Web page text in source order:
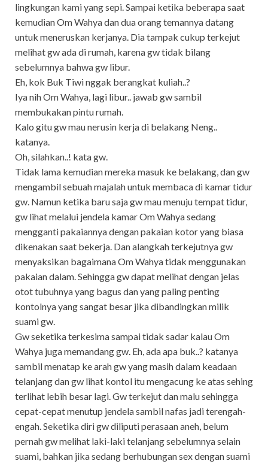
lingkungan kami yang sepi. Sampai ketika beberapa saat
kemudian Om Wahya dan dua orang temannya datang
untuk meneruskan kerjanya. Dia tampak cukup terkejut
melihat gw ada di rumah, karena gw tidak bilang
sebelumnya bahwa gw libur.
Eh, kok Buk Tiwi nggak berangkat kuliah..?
Iya nih Om Wahya, lagi libur.. jawab gw sambil
membukakan pintu rumah.
Kalo gitu gw mau nerusin kerja di belakang Neng..
katanya.
Oh, silahkan..! kata gw.
Tidak lama kemudian mereka masuk ke belakang, dan gw
mengambil sebuah majalah untuk membaca di kamar tidur
gw. Namun ketika baru saja gw mau menuju tempat tidur,
gw lihat melalui jendela kamar Om Wahya sedang
mengganti pakaiannya dengan pakaian kotor yang biasa
dikenakan saat bekerja. Dan alangkah terkejutnya gw
menyaksikan bagaimana Om Wahya tidak menggunakan
pakaian dalam. Sehingga gw dapat melihat dengan jelas
otot tubuhnya yang bagus dan yang paling penting
kontolnya yang sangat besar jika dibandingkan milik
suami gw.
Gw seketika terkesima sampai tidak sadar kalau Om
Wahya juga memandang gw. Eh, ada apa buk..? katanya
sambil menatap ke arah gw yang masih dalam keadaan
telanjang dan gw lihat kontol itu mengacung ke atas sehing
terlihat lebih besar lagi. Gw terkejut dan malu sehingga
cepat-cepat menutup jendela sambil nafas jadi terengah-
engah. Seketika diri gw diliputi perasaan aneh, belum
pernah gw melihat laki-laki telanjang sebelumnya selain
suami, bahkan jika sedang berhubungan sex dengan suami